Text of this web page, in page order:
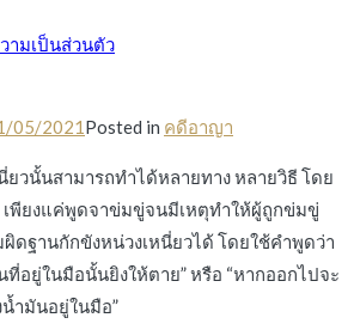
ามเป็นส่วนตัว
05/2021Posted in คดีอาญา
วนั้นสามารถทำได้หลายทาง หลายวิธี โดย
เพียงแค่พูดจาข่มขู่จนมีเหตุทำให้ผู้ถูกข่มขู่
ดฐานกักขังหน่วงเหนี่ยวได้ โดยใช้คำพูดว่า
อยู่ในมือนั้นยิงให้ตาย” หรือ “หากออกไปจะ
ำมันอยู่ในมือ”